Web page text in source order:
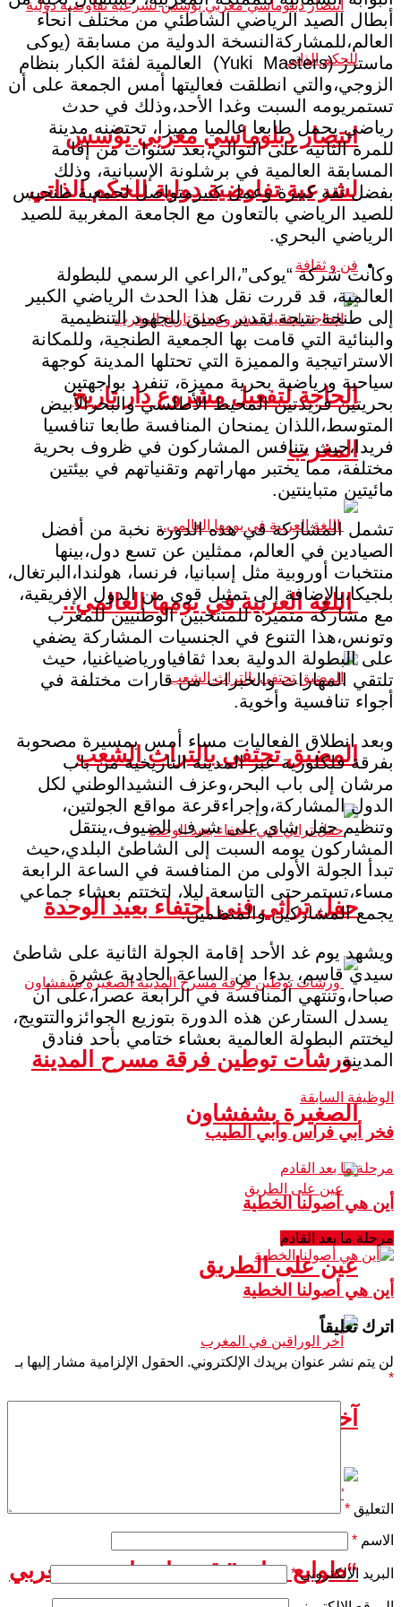
انتصار دبلوماسي مغربي يؤسس
لشرعية تفاوضية دولية للحكم الذاتي
فن و ثقافة
الحاجة لتفعيل مشروع دار تاريخ
المغرب
اللغة العربية في يومها العالمي..
المضيق تحتفي بالتراث الشعب
حفل تراثي فني احتفاء بعيد الوحدة
ورشات توطين فرقة مسرح المدينة
الصغيرة بشفشاون
عين على الطريق
آخر الوراقين في المغرب
“طوابع تمارة” قصة إصدار بريد مغربي
أبطال الصيد الرياضي الشاطئي من مختلف أنحاء
العالم،للمشاركةالنسخة الدولية من مسابقة (يوكى
ماسترز (Yuki Masters) العالمية لفئة الكبار بنظام
الزوجي،والتي انطلقت فعاليتها أمس الجمعة على أن
تستمريومه السبت وغدا الأحد،وذلك في حدث
رياضي يحمل طابعا عالميا مميزا، تحتضنه مدينة
للمرة الثانية على التوالي،بعد سنوات من إقامة
المسابقة العالمية في برشلونة الإسبانية، وذلك
بفضل ثقة كبيرة وعمل كبيرمتواصل لجمعية طنجيس
للصيد الرياضي بالتعاون مع الجامعة المغربية للصيد
الرياضي البحري.
وكانت شركة “يوكى”،الراعي الرسمي للبطولة
العالمية، قد قررت نقل هذا الحدث الرياضي الكبير
إلى طنجة نتيجة تقدير عميق للجهود التنظيمية
والبنائية التي قامت بها الجمعية الطنجية، وللمكانة
الاستراتيجية والمميزة التي تحتلها المدينة كوجهة
سياحية ورياضية بحرية مميزة، تنفرد بواجهتين
بحريتين فريدتين المحيط الأطلسي والبحرالأبيض
المتوسط،اللذان يمنحان المنافسة طابعا تنافسيا
فريدا،حيث يتنافس المشاركون في ظروف بحرية
مختلفة، مما يختبر مهاراتهم وتقنياتهم في بيئتين
مائيتين متباينتين.
تشمل المشاركة في هذه الدورة نخبة من أفضل
الصيادين في العالم، ممثلين عن تسع دول،بينها
منتخبات أوروبية مثل إسبانيا، فرنسا، هولندا،البرتغال،
بلجيكا،بالإضافة إلى تمثيل قوي من الدول الإفريقية،
مع مشاركة متميزة للمنتخبين الوطنيين للمغرب
وتونس،هذا التنوع في الجنسيات المشاركة يضفي
على البطولة الدولية بعدا ثقافياورياضياغنيا، حيث
تلتقي المهارات والخبرات من قارات مختلفة في
أجواء تنافسية وأخوية.
وبعد انطلاق الفعاليات مساء أمس بمسيرة مصحوبة
بفرقة فلكلورية عبر المدينة التاريخية من باب
مرشان إلى باب البحر،وعزف النشيدالوطني لكل
الدول المشاركة،وإجراءقرعة مواقع الجولتين،
وتنظيم حفل شاي على شرف الضيوف،ينتقل
المشاركون يومه السبت إلى الشاطئ البلدي،حيث
تبدأ الجولة الأولى من المنافسة في الساعة الرابعة
مساء،تستمرحتى التاسعة ليلا، لتختتم بعشاء جماعي
يجمع المشاركين والمنظمين.
ويشهد يوم غد الأحد إقامة الجولة الثانية على شاطئ
سيدي قاسم، بدءا من الساعة الحادية عشرة
صباحا،وتنتهي المنافسة في الرابعة عصرا،على أن
يسدل الستارعن هذه الدورة بتوزيع الجوائزوالتتويج،
ليختتم البطولة العالمية بعشاء ختامي بأحد فنادق
المدينة.
الوظيفة السابقة
فخر أبي فراس وأبي الطيب
مرحلة ما بعد القادم
أين هي أصولنا الخطية
مرحلة ما بعد القادم
أين هي أصولنا الخطية
اترك تعليقاً
لن يتم نشر عنوان بريدك الإلكتروني. الحقول الإلزامية مشار إليها بـ
*
التعليق *
الاسم *
البريد الإلكتروني*